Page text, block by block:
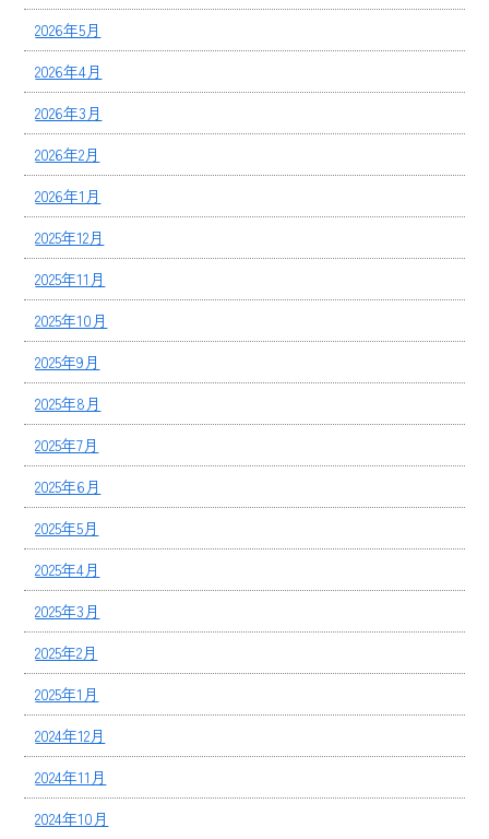
2026年5月
2026年4月
2026年3月
2026年2月
2026年1月
2025年12月
2025年11月
2025年10月
2025年9月
2025年8月
2025年7月
2025年6月
2025年5月
2025年4月
2025年3月
2025年2月
2025年1月
2024年12月
2024年11月
2024年10月